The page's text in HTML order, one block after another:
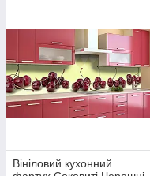
Вініловий кухонний